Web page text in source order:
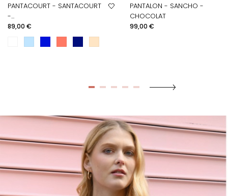
PANTACOURT - SANTACOURT
-...
Prix
89,00 €
PANTALON - SANCHO -
CHOCOLAT
Prix
99,00 €